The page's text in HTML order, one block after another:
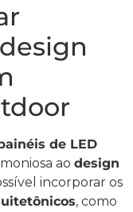
de LED
ao design
incorporar os
, como